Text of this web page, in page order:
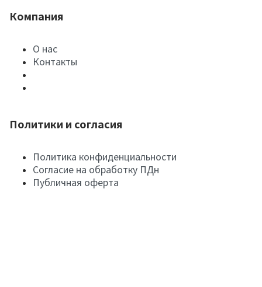
Компания
О нас
Контакты
Политики и согласия
Политика конфиденциальности
Согласие на обработку ПДн
Публичная оферта